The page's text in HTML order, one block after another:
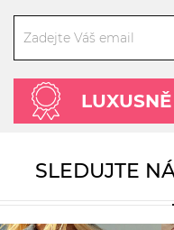
SLEDUJTE